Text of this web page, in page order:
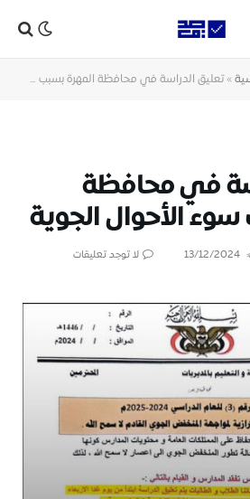
»تعليق الدراسة في محافظة المهرة بسبب سوء الأحوال الجوية
في محافظة
الأحوال الجوية
13/12/2024
لا توجد تعليقات